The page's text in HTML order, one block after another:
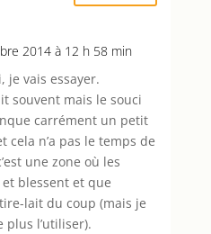
2014 à 12 h 58 min
je vais essayer.
souvent mais le souci
carrément un petit
cela n’a pas le temps de
une zone où les
blessent et que
lait du coup (mais je
plus l’utiliser).